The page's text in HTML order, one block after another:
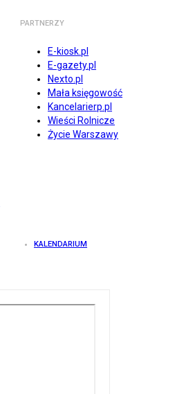
PARTNERZY
E-kiosk.pl
E-gazety.pl
Nexto.pl
Mała księgowość
Kancelarierp.pl
Wieści Rolnicze
Życie Warszawy
KALENDARIUM